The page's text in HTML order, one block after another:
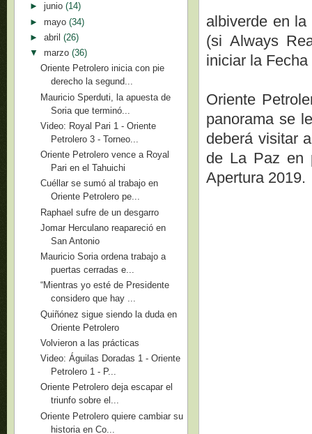
albiverde en
(si Always
iniciar la
Oriente
panorama se
deberá visitar
de La Paz en
Apertura 2019.
► junio (14)
► mayo (34)
► abril (26)
▼ marzo (36)
Oriente Petrolero inicia con pie
derecho la segund...
Mauricio Sperduti, la apuesta de
Soria que terminó...
Video: Royal Pari 1 - Oriente
Petrolero 3 - Torneo...
Oriente Petrolero vence a Royal
Pari en el Tahuichi
Cuéllar se sumó al trabajo en
Oriente Petrolero pe...
Raphael sufre de un desgarro
Jomar Herculano reapareció en
San Antonio
Mauricio Soria ordena trabajo a
puertas cerradas e...
“Mientras yo esté de Presidente
considero que hay ...
Quiñónez sigue siendo la duda en
Oriente Petrolero
Volvieron a las prácticas
Video: Águilas Doradas 1 - Oriente
Petrolero 1 - P...
Oriente Petrolero deja escapar el
triunfo sobre el...
Oriente Petrolero quiere cambiar su
historia en Co...